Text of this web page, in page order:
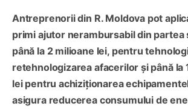
Antreprenorii din R. Moldova pot
primi ajutor nerambursabil din partea
până la 2 milioane lei, pentru
retehnologizarea afacerilor și până la
lei pentru achiziționarea
asigura reducerea consumului de